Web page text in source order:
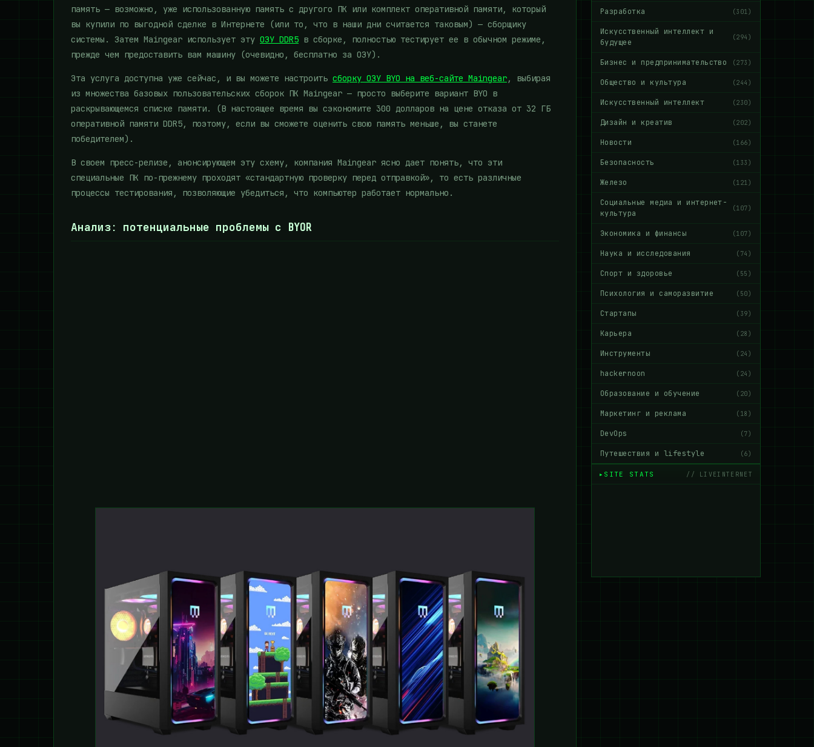
память — возможно, уже использованную память с другого ПК или комплект оперативной памяти, который
вы купили по выгодной сделке в Интернете (или то, что в наши дни считается таковым) — сборщику
системы. Затем Maingear использует эту ОЗУ DDR5 в сборке, полностью тестирует ее в обычном режиме,
прежде чем предоставить вам машину (очевидно, бесплатно за ОЗУ).
Эта услуга доступна уже сейчас, и вы можете настроить сборку ОЗУ BYO на веб-сайте Maingear, выбирая
из множества базовых пользовательских сборок ПК Maingear — просто выберите вариант BYO в
раскрывающемся списке памяти. (В настоящее время вы сэкономите 300 долларов на цене отказа от 32 ГБ
оперативной памяти DDR5, поэтому, если вы сможете оценить свою память меньше, вы станете
победителем).
В своем пресс-релизе, анонсирующем эту схему, компания Maingear ясно дает понять, что эти
специальные ПК по-прежнему проходят «стандартную проверку перед отправкой», то есть различные
процессы тестирования, позволяющие убедиться, что компьютер работает нормально.
Анализ: потенциальные проблемы с BYOR
Разработка (301)
Искусственный интеллект и
будущее
(294)
Бизнес и предпринимательство (273)
Общество и культура (244)
Искусственный интеллект (230)
Дизайн и креатив (202)
Новости (166)
Безопасность (133)
Железо (121)
Социальные медиа и интернет-
культура
(107)
Экономика и финансы (107)
Наука и исследования (74)
Спорт и здоровье (55)
Психология и саморазвитие (50)
Стартапы (39)
Карьера (28)
Инструменты (24)
hackernoon (24)
Образование и обучение (20)
Маркетинг и реклама (18)
DevOps (7)
Путешествия и lifestyle (6)
SITE STATS // LIVEINTERNET